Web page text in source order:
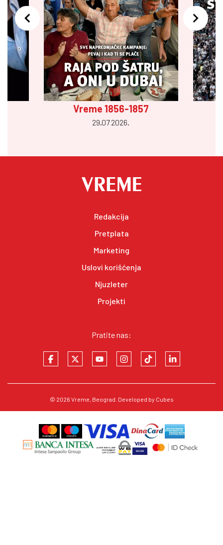
Vreme 1856-1857
29.07 2026.
Redakcija
Pretplata
Marketing
Uslovi korišćenja
Njuzleter
Projekti
Pratite nas:
© 2026 Vreme, Beograd. Developed by Cubes